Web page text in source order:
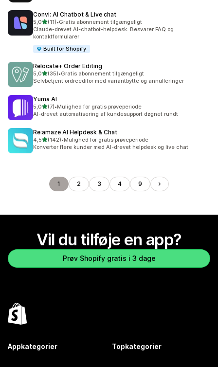
Convi: AI Chatbot & Live chat
5,0ud af 5 stjerner
(11)
11 anmeldelser i alt
•Gratis abonnement tilgængeligt
Claude-drevet AI-chatbot-helpdesk. Besvarer FAQ og
kontaktformularer
Built for Shopify
Relocate+ Order Editing
5,0ud af 5 stjerner
(35)
35 anmeldelser i alt
•Gratis abonnement tilgængeligt
Selvbetjent ordreeditor med variantbytte og annulleringer
Yuma AI
5,0ud af 5 stjerner
(7)
7 anmeldelser i alt
•Mulighed for gratis prøveperiode
AI-drevet automatisering af kundesupport døgnet rundt
Re:amaze AI Helpdesk & Chat
4,5ud af 5 stjerner
(142)
142 anmeldelser i alt
•Mulighed for gratis prøveperiode
Konverter flere kunder med AI-drevet helpdesk og live chat
1 2 3 4 9
Vil du tilføje en app?
Prøv Shopify gratis i 3 dage
Appkategorier Topkategorier